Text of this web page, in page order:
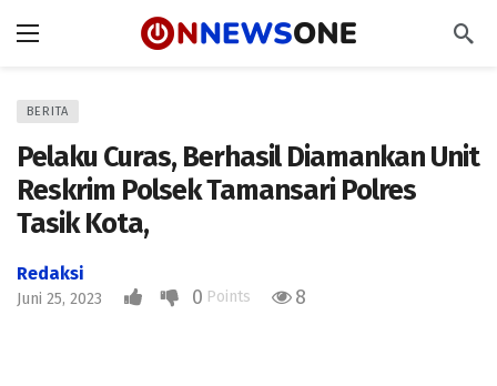
BERITA
Pelaku Curas, Berhasil Diamankan Unit
Reskrim Polsek Tamansari Polres
Tasik Kota,
Redaksi
Juni 25, 2023 0 Points 8